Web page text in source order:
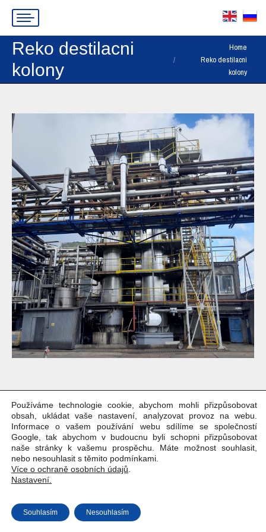
Reko destilacni
kolony
Home
Reko destilacni
kolony
Copyright © Weiron Dynamics, s.r.o. |Tvorba webových stráneka
SEO
Používáme technologie cookie, abychom mohli přizpůsobovat
obsah, ukládat vaše nastavení, analyzovat provoz na webu.
Informace o vašem používání webu sdílíme se společností
Google, tak abychom v budoucnu byli schopni přizpůsobovat
naše stránky k vašemu prospěchu. Máte možnost souhlasit,
nebo nesouhlasit s těmito podmínkami.
Více o ochraně osobních údajů
Nastavení.
Souhlasím Nesouhlasím